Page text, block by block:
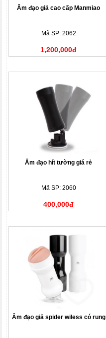
Âm đạo giả cao cấp Manmiao
Mã SP: 2062
1,200,000đ
Âm đạo hít tường giá rẻ
Mã SP: 2060
400,000đ
Âm đạo giả spider wiless có rung